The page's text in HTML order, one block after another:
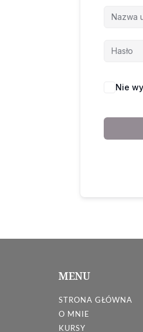
Nie
MENU
STRONA GŁÓWNA
O MNIE
KURSY